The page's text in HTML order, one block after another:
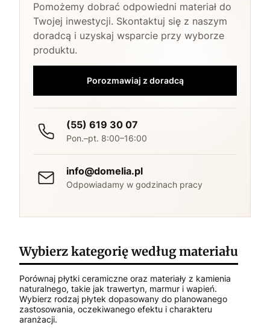
Pomożemy dobrać odpowiedni materiał do
Twojej inwestycji. Skontaktuj się z naszym
doradcą i uzyskaj wsparcie przy wyborze
produktu.
Porozmawiaj z doradcą
(55) 619 30 07
Pon.–pt. 8:00–16:00
info@domelia.pl
Odpowiadamy w godzinach pracy
Wybierz kategorię według materiału
Porównaj płytki ceramiczne oraz materiały z kamienia
naturalnego, takie jak trawertyn, marmur i wapień.
Wybierz rodzaj płytek dopasowany do planowanego
zastosowania, oczekiwanego efektu i charakteru
aranżacji.